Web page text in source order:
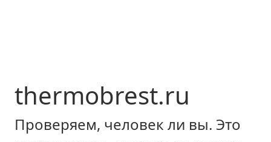
thermobrest.ru
Проверяем, человек ли вы. Это